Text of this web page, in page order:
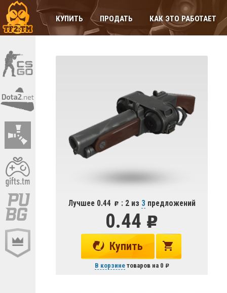
КУПИТЬ ПРОДАТЬ КАК ЭТО РАБОТАЕТ
Лучшее 0.44 : 2 из 3 предложений
0.44
Купить
В корзинетоваров на 0